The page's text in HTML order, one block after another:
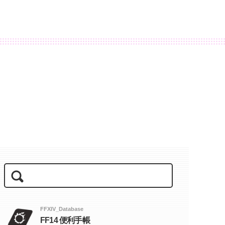
FFXIV_Database
FF14 便利手帳